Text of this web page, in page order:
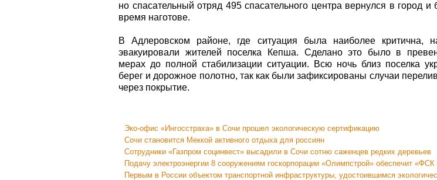
но спасательный отряд 495 спасательного центра вернулся в город и
время наготове.
В Адлеровском районе, где ситуация была наиболее критична,
эвакуировали жителей поселка Кепша. Сделано это было в
мерах до полной стабилизации ситуации. Всю ночь близ поселка
берег и дорожное полотно, так как были зафиксированы случаи
через покрытие.
Эко-офис «Ингосстраха» в Сочи прошел экологическую сертификацию
Сочи становится Меккой активного отдыха для россиян
Сотрудники «Газпром социнвест» высадили в Сочи сотню саженцев редких деревьев
Подачу электроэнергии 8 сооружениям госкорпорации «Олимпстрой» обеспечит
Первым в России объектом транспортной инфраструктуры, удостоившимся